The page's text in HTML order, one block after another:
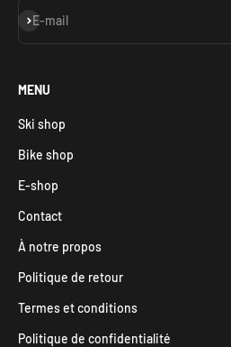
E-mail
S'inscrire
MENU
Ski shop
Bike shop
E-shop
Contact
À notre propos
Politique de retour
Termes et conditions
Politique de confidentialité